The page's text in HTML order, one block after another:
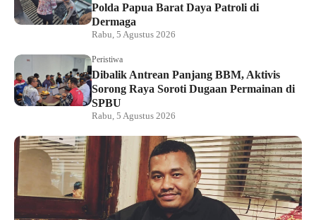
Polda Papua Barat Daya Patroli di
Dermaga
Rabu, 5 Agustus 2026
Peristiwa
Dibalik Antrean Panjang BBM, Aktivis
Sorong Raya Soroti Dugaan Permainan di
SPBU
Rabu, 5 Agustus 2026